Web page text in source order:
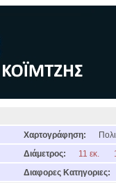
Χαρτογράφηση:
Διάμετρος:
11 εκ.
Διαφορες Κατηγοριες: